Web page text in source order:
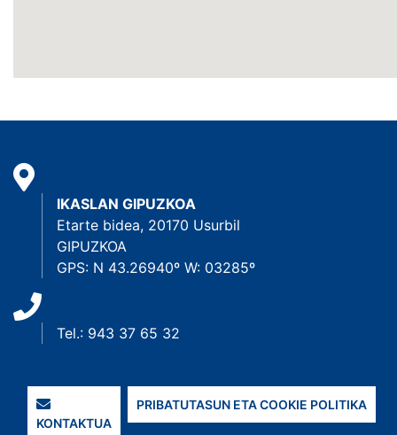
IKASLAN GIPUZKOA
Etarte bidea, 20170 Usurbil
GIPUZKOA
GPS: N 43.26940º W: 03285º
Tel.: 943 37 65 32
KONTAKTUA
PRIBATUTASUN ETA COOKIE POLITIKA